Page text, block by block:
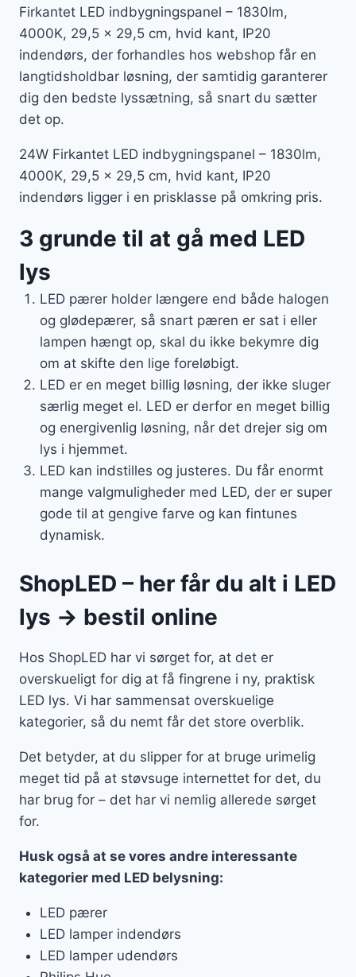
Firkantet LED indbygningspanel – 1830lm,
4000K, 29,5 x 29,5 cm, hvid kant, IP20
indendørs, der forhandles hos webshop får en
langtidsholdbar løsning, der samtidig garanterer
dig den bedste lyssætning, så snart du sætter
det op.
24W Firkantet LED indbygningspanel – 1830lm,
4000K, 29,5 x 29,5 cm, hvid kant, IP20
indendørs ligger i en prisklasse på omkring pris.
3 grunde til at gå med LED
lys
LED pærer holder længere end både halogen
og glødepærer, så snart pæren er sat i eller
lampen hængt op, skal du ikke bekymre dig
om at skifte den lige foreløbigt.
LED er en meget billig løsning, der ikke sluger
særlig meget el. LED er derfor en meget billig
og energivenlig løsning, når det drejer sig om
lys i hjemmet.
LED kan indstilles og justeres. Du får enormt
mange valgmuligheder med LED, der er super
gode til at gengive farve og kan fintunes
dynamisk.
ShopLED – her får du alt i LED
lys → bestil online
Hos ShopLED har vi sørget for, at det er
overskueligt for dig at få fingrene i ny, praktisk
LED lys. Vi har sammensat overskuelige
kategorier, så du nemt får det store overblik.
Det betyder, at du slipper for at bruge urimelig
meget tid på at støvsuge internettet for det, du
har brug for – det har vi nemlig allerede sørget
for.
Husk også at se vores andre interessante
kategorier med LED belysning:
LED pærer
LED lamper indendørs
LED lamper udendørs